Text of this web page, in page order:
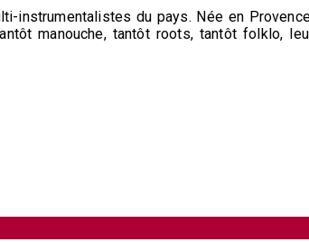
instrumentalistes du pays. Née en
manouche, tantôt roots, tantôt folklo,